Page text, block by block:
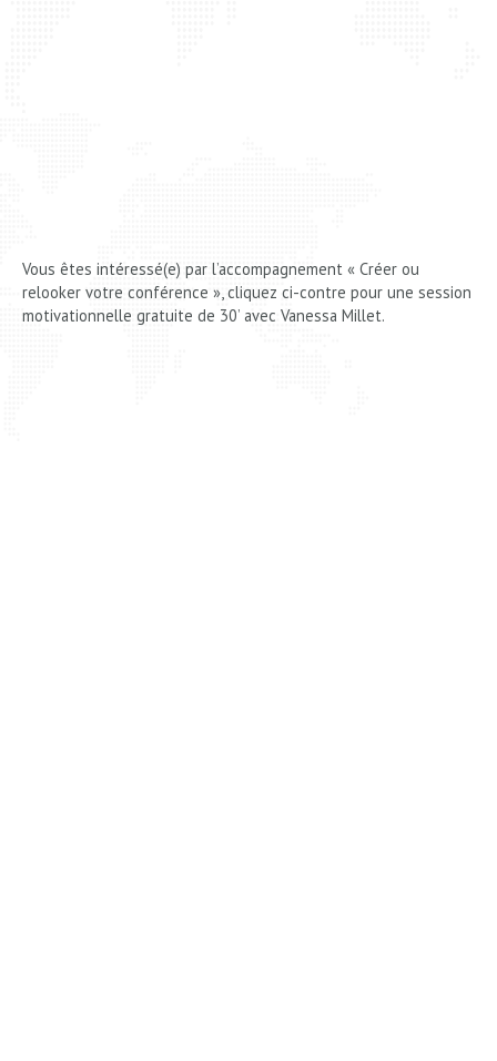
Vous êtes intéressé(e) par l’accompagnement « Créer ou
relooker votre conférence », cliquez ci-contre pour une session
motivationnelle gratuite de 30’ avec Vanessa Millet.